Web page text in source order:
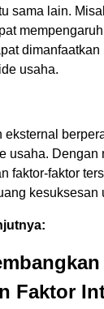
sama lain.
dimanfaatkan
usaha.
eksternal
usaha. Dengan
faktor-faktor
kesuksesan
Faktor